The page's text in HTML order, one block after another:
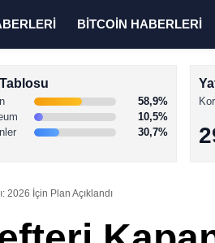
BİTCOİN HABERLERİ
58,9%
10,5%
30,7%
2026 İçin Plan Açıklandı